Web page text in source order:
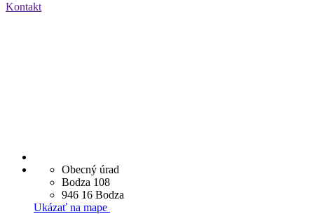
Kontakt
Obecný úrad
Bodza 108
946 16 Bodza
Ukázať na mape